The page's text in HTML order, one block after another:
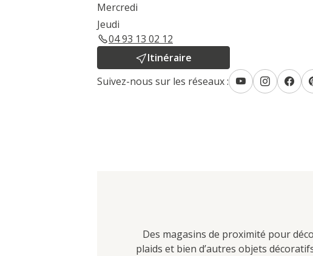
Mercredi
Jeudi
04 93 13 02 12
Itinéraire
Suivez-nous sur les réseaux :
Des magasins de proximité pour
plaids et bien d’autres objets